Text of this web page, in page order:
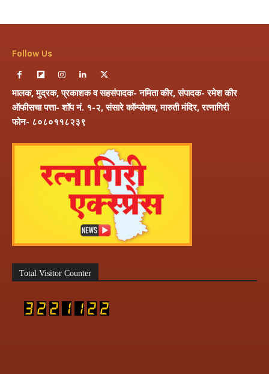
मालक, मुद्रक, प्रकाशक व सहसंपादक- नमिता कीर, संपादक- रमेश कीर
ऑफीसचा पत्ता- शॉप नं. १-२, संसारे कॉम्प्लेक्स, मारुती मंदिर, रत्नागिरी
फोन- ८०८०११८२३९
Total Visitor Counter
Follow Us